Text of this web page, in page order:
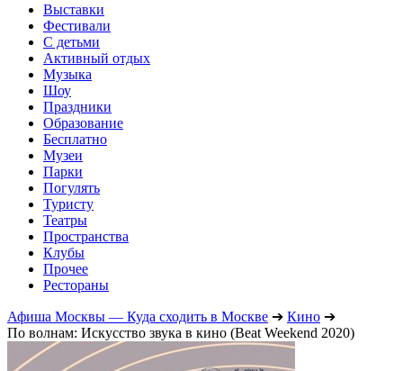
Выставки
Фестивали
С детьми
Активный отдых
Музыка
Шоу
Праздники
Образование
Бесплатно
Музеи
Парки
Погулять
Туристу
Театры
Пространства
Клубы
Прочее
Рестораны
Афиша Москвы — Куда сходить в Москве ➔ Кино ➔
По волнам: Искусство звука в кино (Beat Weekend 2020)